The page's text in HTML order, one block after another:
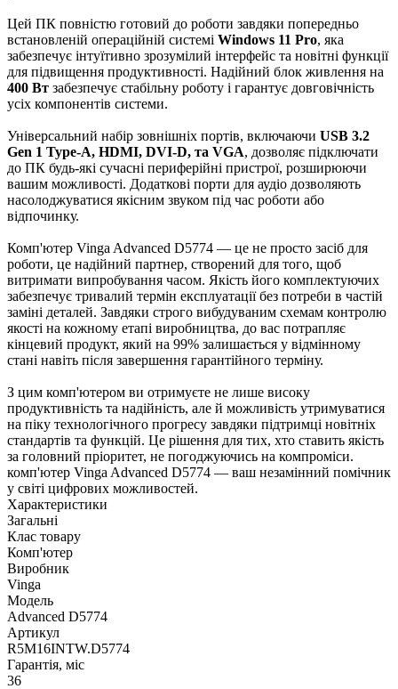
Цей ПК повністю готовий до роботи завдяки попередньо
встановленій операційній системі Windows 11 Pro, яка
забезпечує інтуїтивно зрозумілий інтерфейс та новітні функції
для підвищення продуктивності. Надійний блок живлення на
400 Вт забезпечує стабільну роботу і гарантує довговічність
усіх компонентів системи.
Універсальний набір зовнішніх портів, включаючи USB 3.2
Gen 1 Type-A, HDMI, DVI-D, та VGA, дозволяє підключати
до ПК будь-які сучасні периферійні пристрої, розширюючи
вашим можливості. Додаткові порти для аудіо дозволяють
насолоджуватися якісним звуком під час роботи або
відпочинку.
Комп'ютер Vinga Advanced D5774 — це не просто засіб для
роботи, це надійний партнер, створений для того, щоб
витримати випробування часом. Якість його комплектуючих
забезпечує тривалий термін експлуатації без потреби в частій
заміні деталей. Завдяки строго вибудуваним схемам контролю
якості на кожному етапі виробництва, до вас потрапляє
кінцевий продукт, який на 99% залишається у відмінному
стані навіть після завершення гарантійного терміну.
З цим комп'ютером ви отримуєте не лише високу
продуктивність та надійність, але й можливість утримуватися
на піку технологічного прогресу завдяки підтримці новітніх
стандартів та функцій. Це рішення для тих, хто ставить якість
за головний пріоритет, не погоджуючись на компроміси.
комп'ютер Vinga Advanced D5774 — ваш незамінний помічник
у світі цифрових можливостей.
Характеристики
Загальні
Клас товару
Комп'ютер
Виробник
Vinga
Модель
Advanced D5774
Артикул
R5M16INTW.D5774
Гарантія, міс
36